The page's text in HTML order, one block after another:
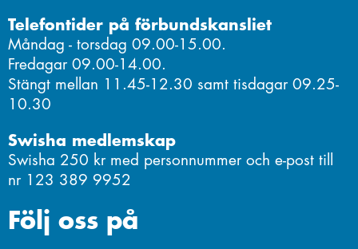
Telefontider på förbundskansliet
Måndag - torsdag 09.00-15.00.
Fredagar 09.00-14.00.
Stängt mellan 11.45-12.30 samt tisdagar 09.25-
10.30
Swisha medlemskap
Swisha 250 kr med personnummer och e-post till
nr 123 389 9952
Följ oss på